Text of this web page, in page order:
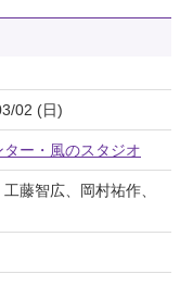
02 (日)
ー・風のスタジオ
藤智広、岡村祐作、